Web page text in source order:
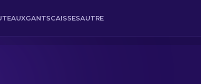
GANTSCAISSESAUTRE